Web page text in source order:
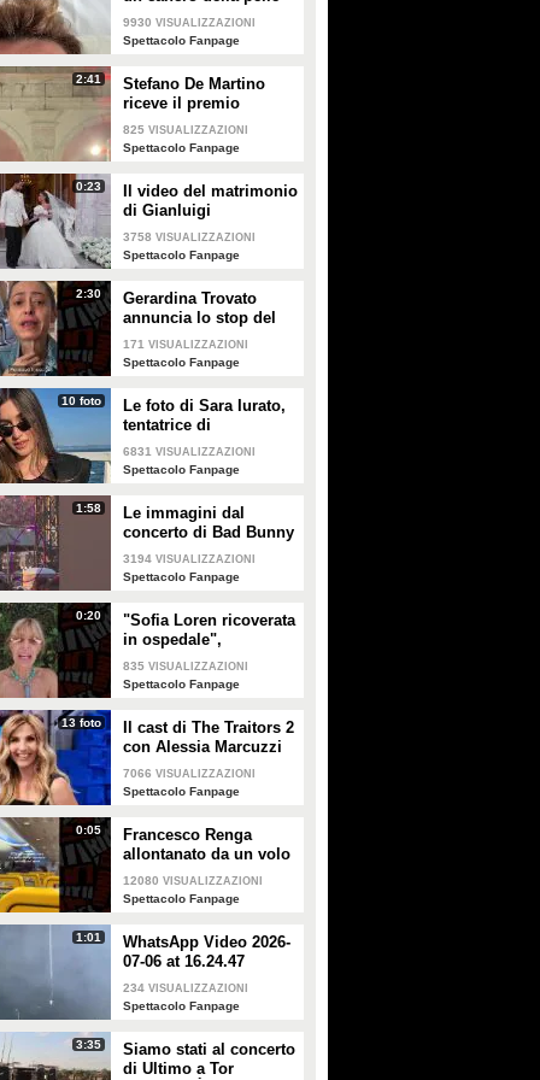
e apre al dibattito sulle
creme solari
9930 VISUALIZZAZIONI
Spettacolo Fanpage
2:41
Stefano De Martino
riceve il premio
intitolato al padre
Enrico
825 VISUALIZZAZIONI
Spettacolo Fanpage
0:23
Il video del matrimonio
di Gianluigi
Donnarumma e Alessia
Elefante
3758 VISUALIZZAZIONI
Spettacolo Fanpage
2:30
Gerardina Trovato
annuncia lo stop del
tour per problemi di
salute
171 VISUALIZZAZIONI
Spettacolo Fanpage
10 foto
Le foto di Sara Iurato,
tentatrice di
Temptation Island 2026
6831 VISUALIZZAZIONI
Spettacolo Fanpage
1:58
Le immagini dal
concerto di Bad Bunny
a Milano
3194 VISUALIZZAZIONI
Spettacolo Fanpage
0:20
"Sofia Loren ricoverata
in ospedale",
Alessandra Mussolini
smentisce: "È serena e
835 VISUALIZZAZIONI
Spettacolo Fanpage
13 foto
Il cast di The Traitors 2
con Alessia Marcuzzi
7066 VISUALIZZAZIONI
Spettacolo Fanpage
0:05
Francesco Renga
allontanato da un volo
Ryanair dopo una
discussione con gli
12080 VISUALIZZAZIONI
Spettacolo Fanpage
1:01
WhatsApp Video 2026-
07-06 at 16.24.47
234 VISUALIZZAZIONI
Spettacolo Fanpage
3:35
Siamo stati al concerto
di Ultimo a Tor